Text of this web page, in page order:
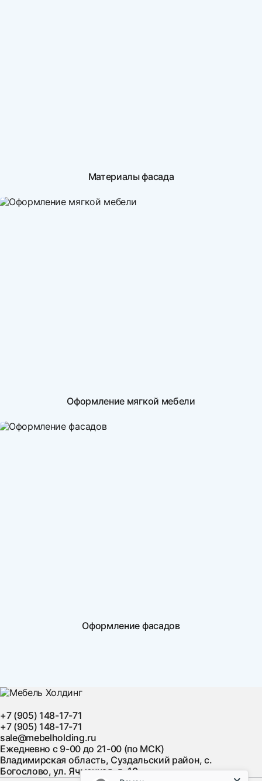
Материалы фасада
Оформление мягкой мебели
Оформление фасадов
+7 (905) 148-17-71
+7 (905) 148-17-71
sale@mebelholding.ru
Ежедневно с 9-00 до 21-00 (по МСК)
Владимирская область, Суздальский район, с.
Богослово, ул. Ячменная, д. 10